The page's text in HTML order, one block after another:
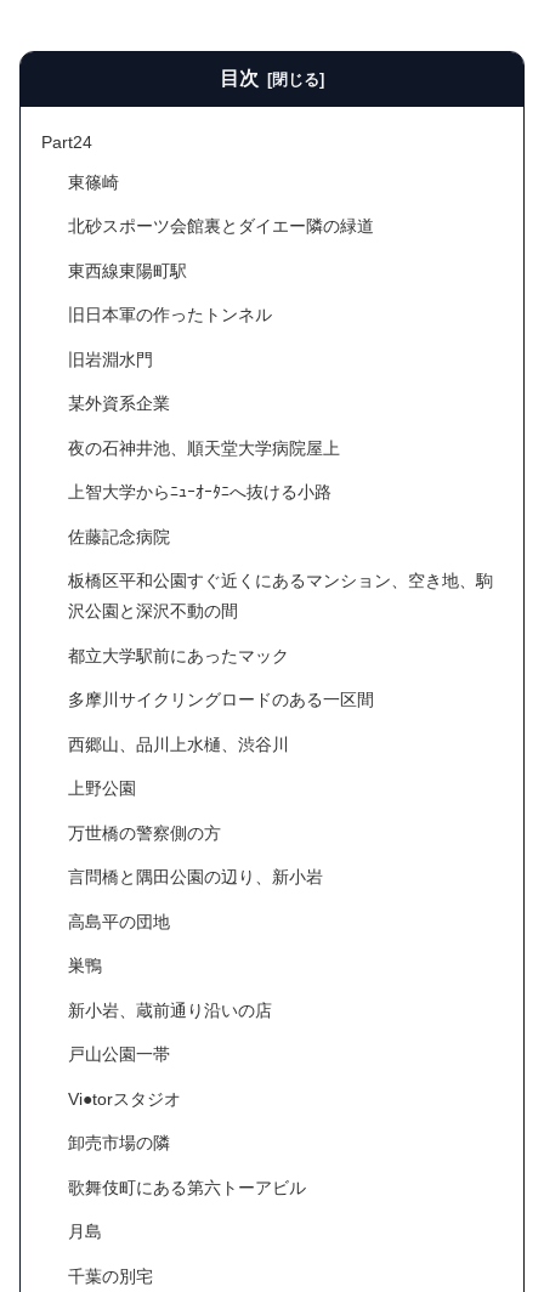
目次
Part24
東篠崎
北砂スポーツ会館裏とダイエー隣の緑道
東西線東陽町駅
旧日本軍の作ったトンネル
旧岩淵水門
某外資系企業
夜の石神井池、順天堂大学病院屋上
上智大学からﾆｭｰｵｰﾀﾆへ抜ける小路
佐藤記念病院
板橋区平和公園すぐ近くにあるマンション、空き地、駒
沢公園と深沢不動の間
都立大学駅前にあったマック
多摩川サイクリングロードのある一区間
西郷山、品川上水樋、渋谷川
上野公園
万世橋の警察側の方
言問橋と隅田公園の辺り、新小岩
高島平の団地
巣鴨
新小岩、蔵前通り沿いの店
戸山公園一帯
Vi●torスタジオ
卸売市場の隣
歌舞伎町にある第六トーアビル
月島
千葉の別宅